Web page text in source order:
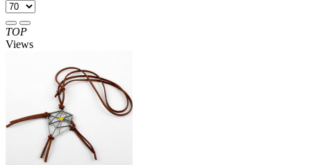
TOP
Views